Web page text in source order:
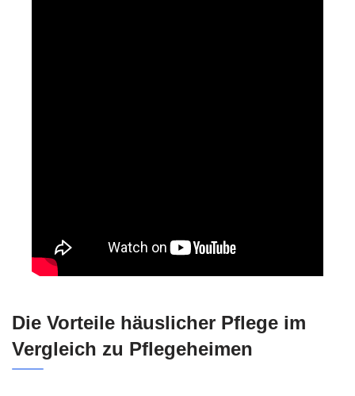
Die Vorteile häuslicher Pflege im
Vergleich zu Pflegeheimen